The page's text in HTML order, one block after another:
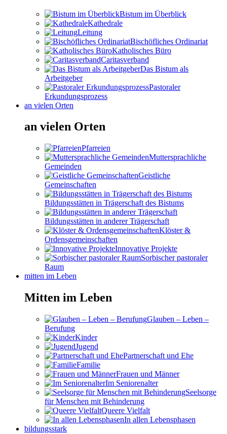
Bistum im Überblick
Kathedrale
Leitung
Bischöfliches Ordinariat
Katholisches Büro
Caritasverband
Das Bistum als
Arbeitgeber
Pastoraler
Erkundungsprozess
an vielen Orten
an vielen Orten
Pfarreien
Muttersprachliche
Gemeinden
Geistliche
Gemeinschaften
Bildungsstätten in Trägerschaft des Bistums
Bildungsstätten in anderer Trägerschaft
Klöster &
Ordensgemeinschaften
Innovative Projekte
Sorbischer pastoraler
Raum
mitten im Leben
Mitten im Leben
Glauben – Leben –
Berufung
Kinder
Jugend
Partnerschaft und Ehe
Familie
Frauen und Männer
Im Seniorenalter
Seelsorge
für Menschen mit Behinderung
Queere Vielfalt
In allen Lebensphasen
bildungsstark